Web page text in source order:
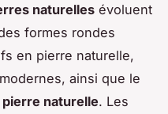
naturelles évoluent
formes rondes
en pierre naturelle,
ainsi que le
naturelle. Les